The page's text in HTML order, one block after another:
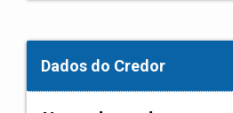
Dados do Credor